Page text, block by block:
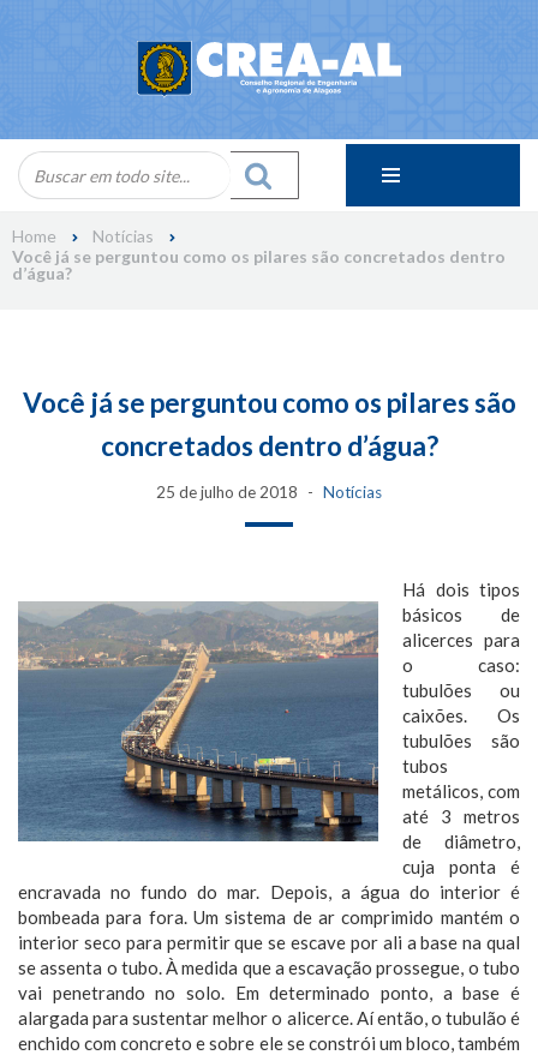
Home
Notícias
Você já se perguntou como os pilares são concretados dentro
d’água?
Você já se perguntou como os pilares são
concretados dentro d’água?
25 de julho de 2018 Notícias
Há dois tipos
básicos de
alicerces para
o caso:
tubulões ou
caixões. Os
tubulões são
tubos
metálicos, com
até 3 metros
de diâmetro,
cuja ponta é
encravada no fundo do mar. Depois, a água do interior é
bombeada para fora. Um sistema de ar comprimido mantém o
interior seco para permitir que se escave por ali a base na qual
se assenta o tubo. À medida que a escavação prossegue, o tubo
vai penetrando no solo. Em determinado ponto, a base é
alargada para sustentar melhor o alicerce. Aí então, o tubulão é
enchido com concreto e sobre ele se constrói um bloco, também